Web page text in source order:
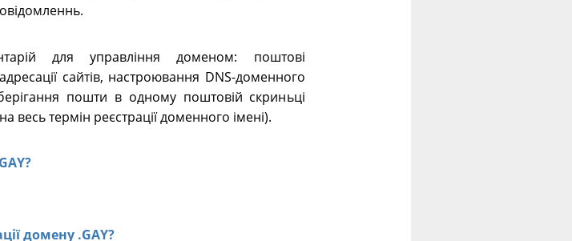
для управління доменом: поштові
сайтів, настроювання DNS-доменного
пошти в одному поштовій скриньці
весь термін реєстрації доменного імені).
домену .GAY?